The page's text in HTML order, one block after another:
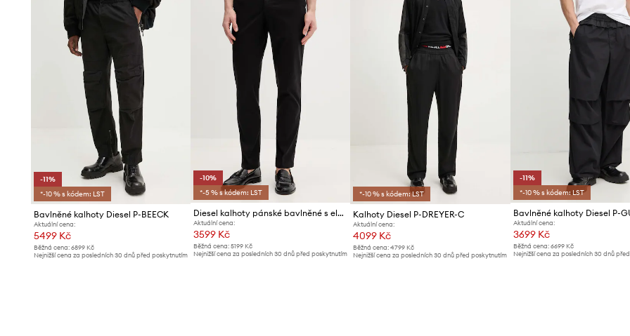
-11%
*-10 % s kódem: LST
Bavlněné kalhoty Diesel P-BEECK
Aktuální cena:
5499 Kč
Běžná cena: 6899 Kč
Nejnižší cena za posledních 30 dnů před poskytnutím
-10%
*-5 % s kódem: LST
Diesel kalhoty pánské bavlněné s elastanem P-DEFINE-EPCH
Aktuální cena:
3599 Kč
Běžná cena:5199 Kč
Nejnižší cena za posledních 30 dnů před poskytnutím
*-10 % s kódem: LST
Kalhoty Diesel P-DREYER-C
Aktuální cena:
4099 Kč
Běžná cena: 4799 Kč
Nejnižší cena za posledních 30 dnů před poskytnutím
-11%
*-10 % s kódem: LST
Aktuální cena:
3699 Kč
Běžná cena: 6699 Kč
Nejnižší cena za posledních 30 dnů